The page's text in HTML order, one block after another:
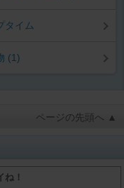
タイム
(1)
ページの先頭へ ▲
ね！